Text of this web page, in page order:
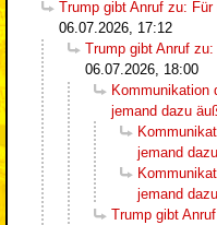
Trump gibt Anruf zu: Für
06.07.2026, 17:12
Trump gibt Anruf
06.07.2026, 18:00
Kommunikation
jemand dazu
jemand
jemand
Trump gibt